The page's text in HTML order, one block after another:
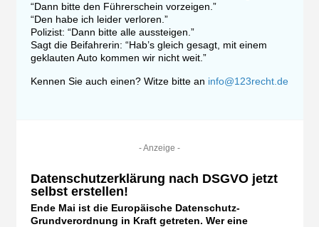
“Dann bitte den Führerschein vorzeigen.”
“Den habe ich leider verloren.”
Polizist: “Dann bitte alle aussteigen.”
Sagt die Beifahrerin: “Hab’s gleich gesagt, mit einem
geklauten Auto kommen wir nicht weit.”
Kennen Sie auch einen? Witze bitte an info@123recht.de
- Anzeige -
Datenschutzerklärung nach DSGVO jetzt
selbst erstellen!
Ende Mai ist die Europäische Datenschutz-
Grundverordnung in Kraft getreten. Wer eine